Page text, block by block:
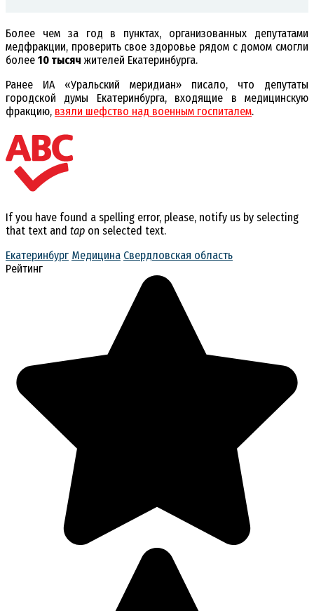
Более чем за год в пунктах, организованных депутатами
медфракции, проверить свое здоровье рядом с домом смогли
более 10 тысяч жителей Екатеринбурга.
Ранее ИА «Уральский меридиан» писало, что депутаты
городской думы Екатеринбурга, входящие в медицинскую
фракцию, взяли шефство над военным госпиталем.
If you have found a spelling error, please, notify us by selecting
that text and tap on selected text.
Екатеринбург Медицина Свердловская область
Рейтинг